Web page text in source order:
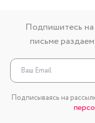
Подпишитесь
письме
Подписываясь на